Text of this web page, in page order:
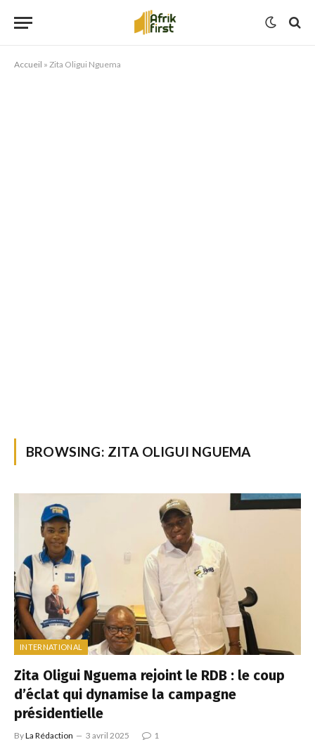
Accueil » Zita Oligui Nguema
BROWSING: ZITA OLIGUI NGUEMA
INTERNATIONAL
Zita Oligui Nguema rejoint le RDB : le coup
d’éclat qui dynamise la campagne
présidentielle
ByLa Rédaction 3 avril 2025 1